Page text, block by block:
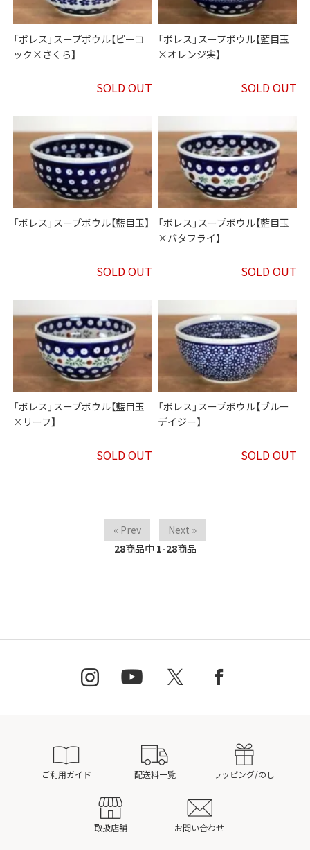
「ボレス」スープボウル【ピーコ
ック×さくら】
SOLD OUT
「ボレス」スープボウル【藍目玉
×オレンジ実】
SOLD OUT
「ボレス」スープボウル【藍目玉】
SOLD OUT
「ボレス」スープボウル【藍目玉
×バタフライ】
SOLD OUT
「ボレス」スープボウル【藍目玉
×リーフ】
SOLD OUT
「ボレス」スープボウル【ブルー
デイジー】
SOLD OUT
« Prev
Next »
28商品中 1-28商品
ご利用ガイド 配送料一覧 ラッピング/のし
取扱店舗 お問い合わせ